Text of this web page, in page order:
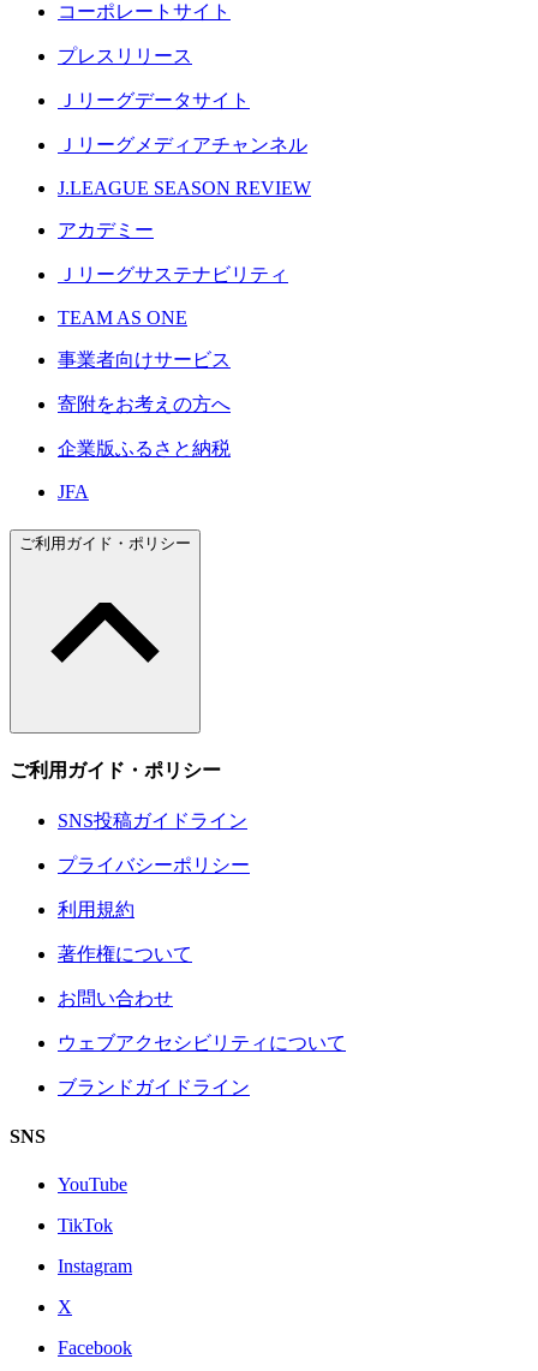
コーポレートサイト
プレスリリース
Ｊリーグデータサイト
Ｊリーグメディアチャンネル
J.LEAGUE SEASON REVIEW
アカデミー
Ｊリーグサステナビリティ
TEAM AS ONE
事業者向けサービス
寄附をお考えの方へ
企業版ふるさと納税
JFA
ご利用ガイド・ポリシー
ご利用ガイド・ポリシー
SNS投稿ガイドライン
プライバシーポリシー
利用規約
著作権について
お問い合わせ
ウェブアクセシビリティについて
ブランドガイドライン
SNS
YouTube
TikTok
Instagram
X
Facebook